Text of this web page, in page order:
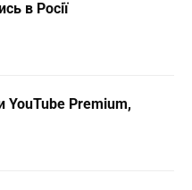
в Росії
YouTube Premium,